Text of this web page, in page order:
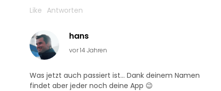
Like Antworten
hans
vor 14 Jahren
Was jetzt auch passiert ist… Dank deinem Namen
findet aber jeder noch deine App 😉